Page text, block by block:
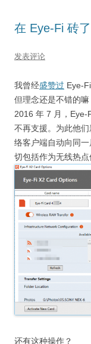
在 Eye-Fi 砖
发表评论
我曾经盛赞过 Eye-
但理念还是不错的嘛
2016 年 7 月，Eye-
不再支援。为此他
络客户端自动向同
切包括作为无线热点
还有这种操作？